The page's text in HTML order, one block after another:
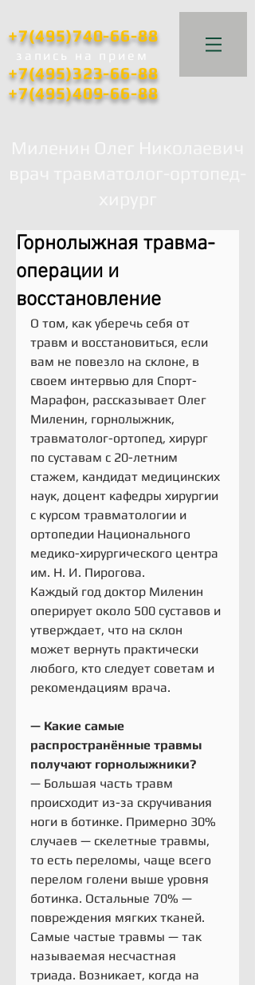
+7(495)740-66-88
запись на прием
+7(495)323-66-88
+7(495)409-66-88
Горнолыжная травма-
операции и
восстановление
О том, как уберечь себя от
травм и восстановиться, если
вам не повезло на склоне, в
своем интервью для Спорт-
Марафон, рассказывает Олег
Миленин, горнолыжник,
травматолог-ортопед, хирург
по суставам с 20-летним
стажем, кандидат медицинских
наук, доцент кафедры хирургии
с курсом травматологии и
ортопедии Национального
медико-хирургического центра
им. Н. И. Пирогова.
Каждый год доктор Миленин
оперирует около 500 суставов и
утверждает, что на склон
может вернуть практически
любого, кто следует советам и
рекомендациям врача.
— Какие самые
распространённые травмы
получают горнолыжники?
— Большая часть травм
происходит из-за скручивания
ноги в ботинке. Примерно 30%
случаев — скелетные травмы,
то есть переломы, чаще всего
перелом голени выше уровня
ботинка. Остальные 70% —
повреждения мягких тканей.
Самые частые травмы — так
называемая несчастная
триада. Возникает, когда на